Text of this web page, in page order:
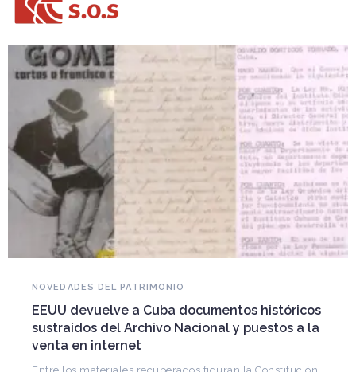
NOVEDADES DEL PATRIMONIO
EEUU devuelve a Cuba documentos históricos
sustraídos del Archivo Nacional y puestos a la
venta en internet